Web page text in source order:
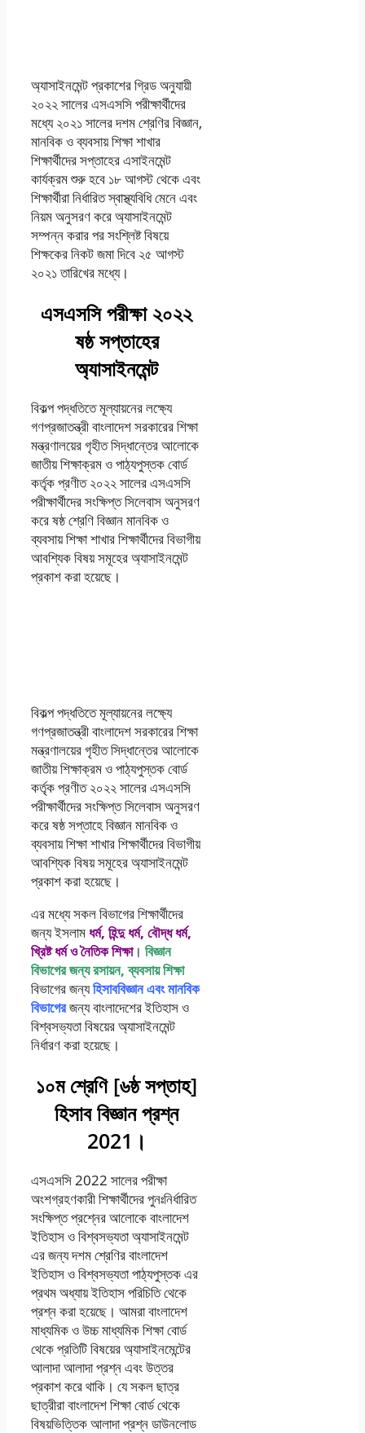
অ্যাসাইনমেন্ট প্রকাশের গ্রিড অনুযায়ী
২০২২ সালের এসএসসি পরীক্ষার্থীদের
মধ্যে ২০২১ সালের দশম শ্রেণির বিজ্ঞান,
মানবিক ও ব্যবসায় শিক্ষা শাখার
শিক্ষার্থীদের সপ্তাহের এসাইনমেন্ট
কার্যক্রম শুরু হবে ১৮ আগস্ট থেকে এবং
শিক্ষার্থীরা নির্ধারিত স্বাস্থ্যবিধি মেনে এবং
নিয়ম অনুসরণ করে অ্যাসাইনমেন্ট
সম্পন্ন করার পর সংশ্লিষ্ট বিষয়ে
শিক্ষকের নিকট জমা দিবে ২৫ আগস্ট
২০২১ তারিখের মধ্যে।
এসএসসি পরীক্ষা ২০২২
ষষ্ঠ সপ্তাহের
অ্যাসাইনমেন্ট
বিকল্প পদ্ধতিতে মূল্যায়নের লক্ষ্যে
গণপ্রজাতন্ত্রী বাংলাদেশ সরকারের শিক্ষা
মন্ত্রণালয়ের গৃহীত সিদ্ধান্তের আলোকে
জাতীয় শিক্ষাক্রম ও পাঠ্যপুস্তক বোর্ড
কর্তৃক প্রণীত ২০২২ সালের এসএসসি
পরীক্ষার্থীদের সংক্ষিপ্ত সিলেবাস অনুসরণ
করে ষষ্ঠ শ্রেণি বিজ্ঞান মানবিক ও
ব্যবসায় শিক্ষা শাখার শিক্ষার্থীদের বিভাগীয়
আবশ্যিক বিষয় সমূহের অ্যাসাইনমেন্ট
প্রকাশ করা হয়েছে।
বিকল্প পদ্ধতিতে মূল্যায়নের লক্ষ্যে
গণপ্রজাতন্ত্রী বাংলাদেশ সরকারের শিক্ষা
মন্ত্রণালয়ের গৃহীত সিদ্ধান্তের আলোকে
জাতীয় শিক্ষাক্রম ও পাঠ্যপুস্তক বোর্ড
কর্তৃক প্রণীত ২০২২ সালের এসএসসি
পরীক্ষার্থীদের সংক্ষিপ্ত সিলেবাস অনুসরণ
করে ষষ্ঠ সপ্তাহে বিজ্ঞান মানবিক ও
ব্যবসায় শিক্ষা শাখার শিক্ষার্থীদের বিভাগীয়
আবশ্যিক বিষয় সমূহের অ্যাসাইনমেন্ট
প্রকাশ করা হয়েছে।
এর মধ্যে সকল বিভাগের শিক্ষার্থীদের
জন্য ইসলামধর্ম, হিন্দু ধর্ম, বৌদ্ধ ধর্ম,
খ্রিষ্ট ধর্ম ও নৈতিক শিক্ষা। বিজ্ঞান
বিভাগের জন্য রসায়ন, ব্যবসায় শিক্ষা
বিভাগের জন্যহিসাববিজ্ঞান এবং মানবিক
বিভাগেরজন্য বাংলাদেশের ইতিহাস ও
বিশ্বসভ্যতা বিষয়ের অ্যাসাইনমেন্ট
নির্ধারণ করা হয়েছে।
১০ম শ্রেণি [৬ষ্ঠ সপ্তাহ]
হিসাব বিজ্ঞান প্রশ্ন
2021।
এসএসসি 2022 সালের পরীক্ষা
অংশগ্রহণকারী শিক্ষার্থীদের পুনঃনির্ধারিত
সংক্ষিপ্ত প্রশ্নের আলোকে বাংলাদেশ
ইতিহাস ও বিশ্বসভ্যতা অ্যাসাইনমেন্ট
এর জন্য দশম শ্রেণির বাংলাদেশ
ইতিহাস ও বিশ্বসভ্যতা পাঠ্যপুস্তক এর
প্রথম অধ্যায় ইতিহাস পরিচিতি থেকে
প্রশ্ন করা হয়েছে। আমরা বাংলাদেশ
মাধ্যমিক ও উচ্চ মাধ্যমিক শিক্ষা বোর্ড
থেকে প্রতিটি বিষয়ের অ্যাসাইনমেন্টের
আলাদা আলাদা প্রশ্ন এবং উত্তর
প্রকাশ করে থাকি। যে সকল ছাত্র
ছাত্রীরা বাংলাদেশ শিক্ষা বোর্ড থেকে
বিষয়ভিত্তিক আলাদা প্রশ্ন ডাউনলোড